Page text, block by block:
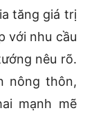
tăng giá trị
với nhu cầu
nêu rõ.
nông thôn,
mạnh mẽ